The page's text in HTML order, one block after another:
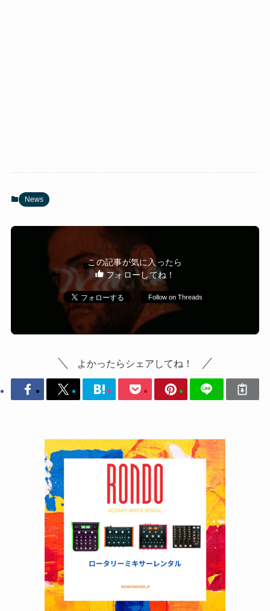
News
この記事が気に入ったら
フォローしてね！
Follow on Threads
よかったらシェアしてね！